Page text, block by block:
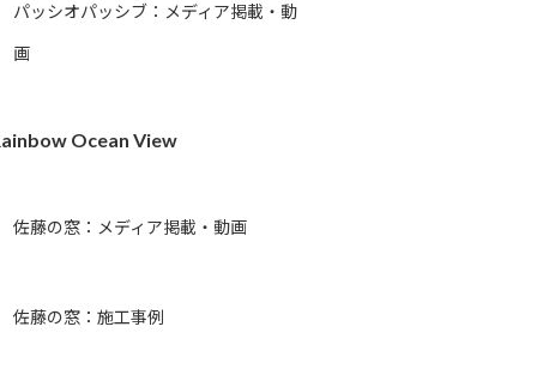
パッシオパッシブ：メディア掲載・動
画
Ocean View
佐藤の窓：メディア掲載・動画
佐藤の窓：施工事例